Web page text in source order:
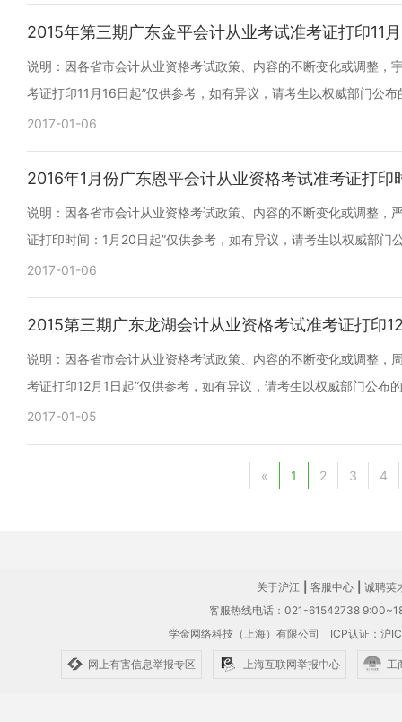
2015年第三期广东金平会计从业考试准考证打印11
说明：因各省市会计从业资格考试政策、内容的不断变化或调整，
考证打印11月16日起”仅供参考，如有异议，请考生以权威部门公
2017-01-06
2016年1月份广东恩平会计从业资格考试准考证打印
说明：因各省市会计从业资格考试政策、内容的不断变化或调整，
证打印时间：1月20日起”仅供参考，如有异议，请考生以权威部门
2017-01-06
2015第三期广东龙湖会计从业资格考试准考证打印
说明：因各省市会计从业资格考试政策、内容的不断变化或调整，
考证打印12月1日起”仅供参考，如有异议，请考生以权威部门公布
2017-01-05
« 1 2 3 4
关于沪江 客服中心
诚聘英
客服热线电话：021-61542738
学金网络科技（上海）有限公司 ICP认证：沪
网上有害信息举报专区 上海互联网举报中心 工